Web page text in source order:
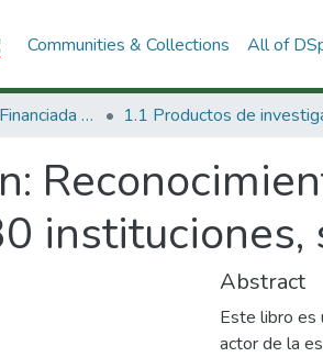
Communities & Collections All of
1. Investigación Financiada con Recursos Públicos
instituciones,
Abstract
Este libro es
actor de la